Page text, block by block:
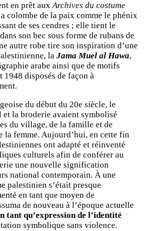
en prêt auxArchives du costume
colombe de la paix comme le phénix
de ses cendres ; elle tient le
son bec sous forme de rubans de
autre robe tire son inspiration d’une
la Jama Muel al Hawa,
arabe ainsi que de motifs
1948 disposés de façon à
du début du 20e siècle, le
la broderie avaient symbolisé
du village, de la famille et de
la femme. Aujourd’hui, en cette fin
ont adapté et réinventé
culturels afin de conférer au
une nouvelle signification
national contemporain. À une
palestinien s’était presque
en tant que moyen de
de nouveau à l’époque actuelle
tant qu’expression de l’identité
symbolique sans violence.